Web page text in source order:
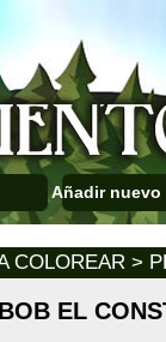
Añadir nuevo
COLOREAR >
EL